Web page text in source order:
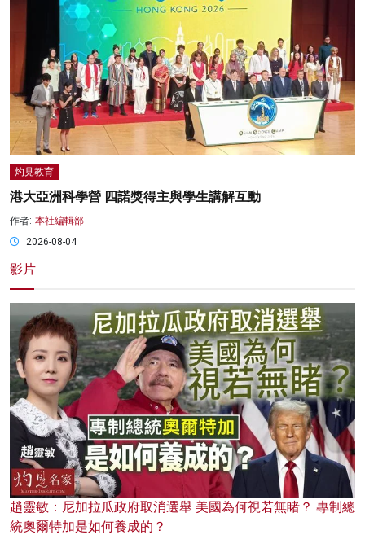
灼見教育
港大亞洲科學營 四諾獎得主與學生講解互動
作者: 本社編輯部
2026-08-04
影片
趙靈敏：尼加拉瓜政府取消選舉 美國為何視若無睹？ 專制總
統奧爾特加是如何養成的？